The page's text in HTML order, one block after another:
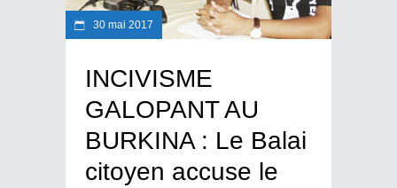
30 mai 2017
INCIVISME
GALOPANT AU
BURKINA : Le Balai
citoyen accuse le